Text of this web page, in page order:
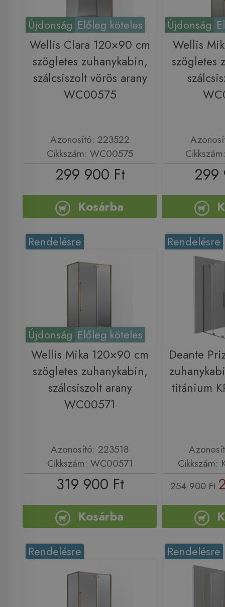
Újdonság Előleg köteles
Wellis Clara 120×90 cm
szögletes zuhanykabin,
szálcsiszolt vörös arany
WC00575
Azonosító: 223522
Cikkszám: WC00575
299 900 Ft
Kosárba
Újdonság
Wellis
szögletes
299
Újdonság Előleg köteles
Rendelésre
Wellis Mika 120×90 cm
szögletes zuhanykabin,
szálcsiszolt arany
WC00571
Azonosító: 223518
Cikkszám: WC00571
319 900 Ft
Kosárba
Rendelésre
Deante
titánium
Cikkszám:
254 900 Ft
Rendelésre Rendelésre